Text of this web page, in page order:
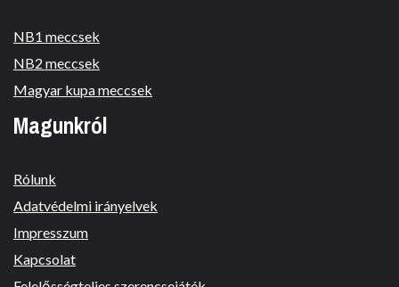
NB1 meccsek
NB2 meccsek
Magyar kupa meccsek
Magunkról
Rólunk
Adatvédelmi irányelvek
Impresszum
Kapcsolat